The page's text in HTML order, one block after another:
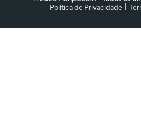
Política de Privacidade